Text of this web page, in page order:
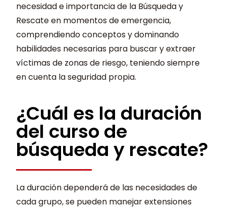
necesidad e importancia de la Búsqueda y
Rescate en momentos de emergencia,
comprendiendo conceptos y dominando
habilidades necesarias para buscar y extraer
víctimas de zonas de riesgo, teniendo siempre
en cuenta la seguridad propia.
¿Cuál es la duración
del curso de
búsqueda y rescate?
La duración dependerá de las necesidades de
cada grupo, se pueden manejar extensiones